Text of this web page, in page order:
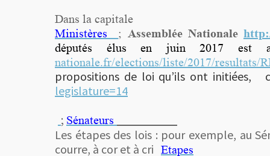
Dans la capitale
Ministères ; Assemblée Nationale
députés élus en juin 2017 est
nationale.fr/elections/liste/2017/resultats/
propositions de loi qu’ils ont initiées,
legislature=14
; Sénateurs
Les étapes des lois : pour exemple, au
courre, à cor et à cri Etapes